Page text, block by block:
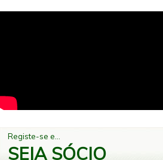
Registe-se e...
SEJA SÓCIO